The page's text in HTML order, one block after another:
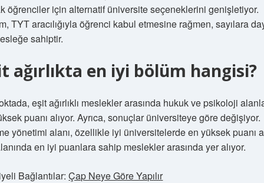
öğrenciler için alternatif üniversite seçeneklerini genişletiyor.
TYT aracılığıyla öğrenci kabul etmesine rağmen, sayılara
sahiptir.
ağırlıkta en iyi bölüm hangisi?
eşit ağırlıklı meslekler arasında hukuk ve psikoloji
puanı alıyor. Ayrıca, sonuçlar üniversiteye göre değişiyor.
yönetimi alanı, özellikle iyi üniversitelerde en yüksek puanı
en iyi puanlara sahip meslekler arasında yer alıyor.
Bağlantılar:Çap Neye Göre Yapılır